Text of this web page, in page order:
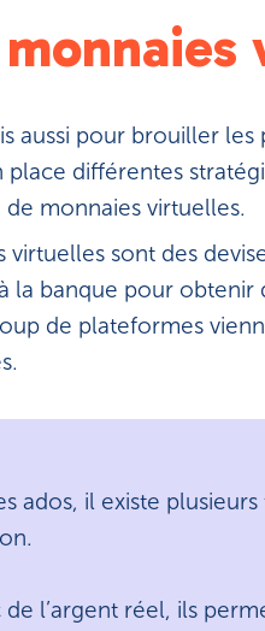
aussi pour brouiller les
différentes
monnaies virtuelles.
virtuelles sont des
banque pour obtenir
de plateformes
ados, il existe
l’argent réel, ils